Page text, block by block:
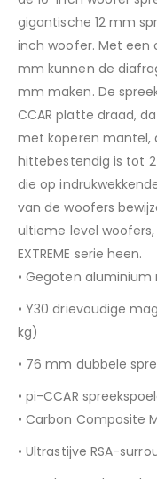
gigantische 12 mm
inch woofer. Met een
mm kunnen de
mm maken. De
CCAR platte draad,
met koperen mantel,
hittebestendig is tot
die op
van de woofers
ultieme level
EXTREME serie heen.
• Gegoten aluminium
• Y30 drievoudige
kg)
• 76 mm dubbele
• pi-CCAR
• Carbon Composite
• Ultrastijve RSA-